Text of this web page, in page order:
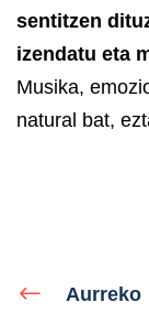
sentitzen
izendatu eta
Musika,
natural bat,
Aurreko